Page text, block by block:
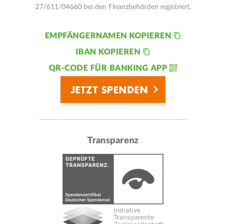
27/611/04660 bei den Finanzbehörden registriert.
EMPFÄNGERNAMEN KOPIEREN
IBAN KOPIEREN
QR-CODE FÜR BANKING APP
JETZT SPENDEN
Transparenz